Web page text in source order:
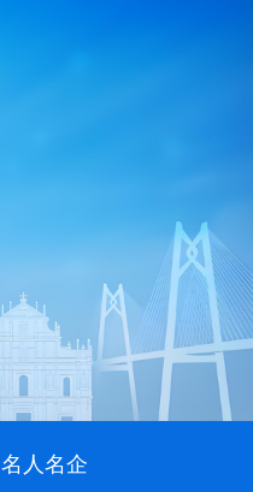
名人名企